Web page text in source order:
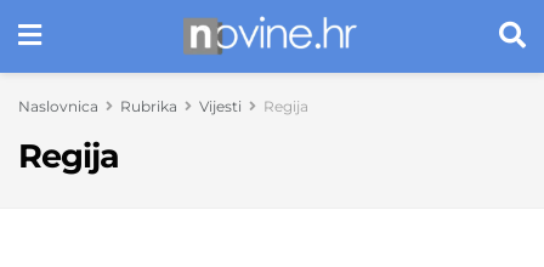
Naslovnica Rubrika Vijesti Regija
Regija